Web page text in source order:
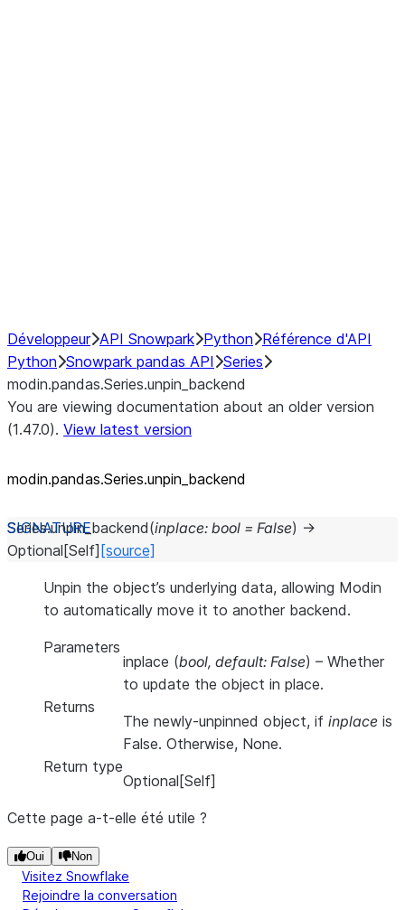
Développeur API Snowpark Python Référence d'API
Python Snowpark pandas API Series
modin.pandas.Series.unpin_backend
You are viewing documentation about an older version
(1.47.0). View latest version
modin.pandas.Series.unpin_ backend
Series.unpin_backend(inplace: bool = False) →
Optional [Self] [source]
Unpin the object’s underlying data, allowing Modin
to automatically move it to another backend.
Parameters
inplace (bool, default: False) – Whether
to update the object in place.
Returns
The newly-unpinned object, if inplace is
False. Otherwise, None.
Return type
Optional[Self]
Cette page a-t-elle été utile ?
Oui Non
Visitez Snowflake
Rejoindre la conversation